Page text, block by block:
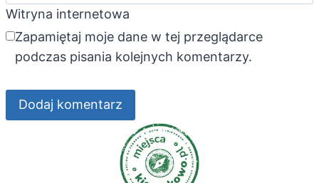
Witryna internetowa
Zapamiętaj moje dane w tej przeglądarce
podczas pisania kolejnych komentarzy.